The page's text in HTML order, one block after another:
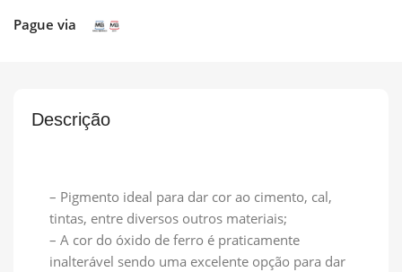
Pague via
Descrição
– Pigmento ideal para dar cor ao cimento, cal,
tintas, entre diversos outros materiais;
– A cor do óxido de ferro é praticamente
inalterável sendo uma excelente opção para dar